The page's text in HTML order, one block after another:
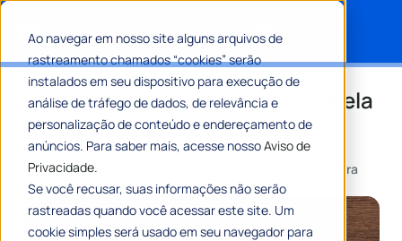
Ao navegar em nosso site alguns arquivos de
rastreamento chamados “cookies” serão
instalados em seu dispositivo para execução de
análise de tráfego de dados, de relevância e
personalização de conteúdo e endereçamento de
anúncios. Para saber mais, acesse nossoAviso de
Privacidade.
Se você recusar, suas informações não serão
rastreadas quando você acessar este site. Um
cookie simples será usado em seu navegador para
Desinformação e os riscos que ela
representa para as eleições
PorCarlos Oliveira 10 Min De Leitura